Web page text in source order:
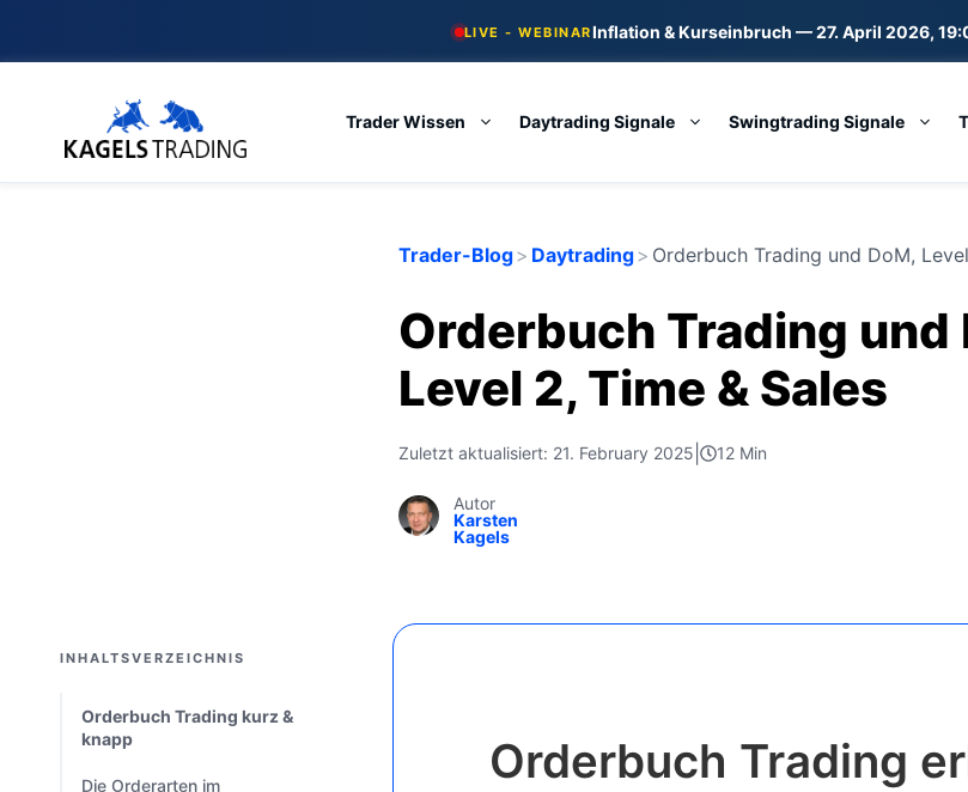
LIVE - WEBINARInflation & Kurseinbruch — 27. April 2026,
Trader Wissen Daytrading Signale Swingtrading Signale
Trader-Blog> Daytrading> Orderbuch Trading und DoM,
Orderbuch Trading und
Level 2, Time & Sales
Zuletzt aktualisiert: 21. February 2025 12 Min
Autor
Karsten
Kagels
Orderbuch Trading
INHALTSVERZEICHNIS
Orderbuch Trading kurz &
knapp
Die Orderarten im